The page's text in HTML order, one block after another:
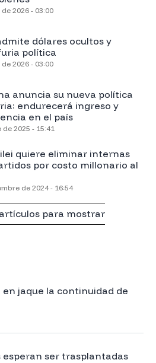
2026 - 03:00
dólares ocultos y
política
2026 - 03:00
anuncia su nueva política
endurecerá ingreso y
en el país
2025 - 15:41
quiere eliminar internas
por costo millonario al
de 2024 - 16:54
para mostrar
en jaque la continuidad de
esperan ser trasplantadas